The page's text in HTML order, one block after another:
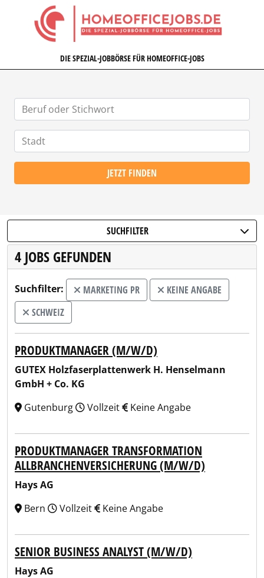
HOMEOFFICEJOBS.DE
DIE SPEZIAL-JOBBÖRSE FÜR HOMEOFFICE-JOBS
JETZT FINDEN
SUCHFILTER
4 JOBS GEFUNDEN
Suchfilter: MARKETING PR
KEINE ANGABE
SCHWEIZ
PRODUKTMANAGER (M/W/D)
GUTEX Holzfaserplattenwerk H. Henselmann
GmbH + Co. KG
Gutenburg
Vollzeit Keine Angabe
PRODUKTMANAGER TRANSFORMATION
ALLBRANCHENVERSICHERUNG (M/W/D)
Hays AG
Bern
Vollzeit Keine Angabe
SENIOR BUSINESS ANALYST (M/W/D)
Hays AG